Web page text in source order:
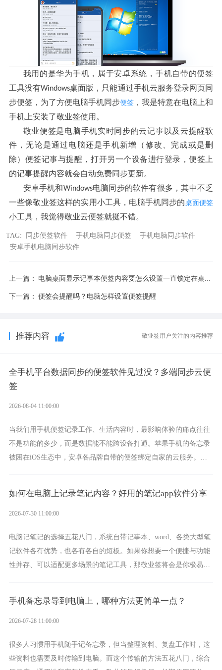
我用的是华为手机 ， 属于安卓系统 ， 手机自带的便签
工具没有Windows桌面版 ，
只能通过手机云服务登录网页同
步便签 ， 为了方便电脑手机同步便签 ，我是特意在电脑上和
手机上安装了敬业签使用 。
敬业便签是电脑手机实时同步的云记事以及云提醒软
件 ，无论是通过电脑还是手机新增 （ 修改 、 完成或是删
除 ） 便签记事与提醒 ， 打开另一个设备进行登录 ，便签上
的记事提醒内容就会自动免费同步更新。
安卓手机和Windows电脑同步的软件有很多 ，其中不乏
一些像敬业签这样的实用小工具 ， 电脑手机同步的桌面便签
小工具， 我觉得敬业云便签就挺不错。
TAG: 同步便签软件 手机电脑同步便签
手机电脑同步软件
安卓手机电脑同步软件
上一篇： 电脑桌面显示记事本便签内容要怎么设置一直锁定在桌面?
下一篇： 便签会提醒吗？电脑怎样设置便签提醒
推荐内容 敬业签用户关注的内容推荐
全手机平台数据同步的便签软件见过没？多端同步云便
签
2026-08-04 11:00:00
当我们用手机便签记录工作、生活内容时，最影响体验的痛点往往
不是功能的多少，而是数据能不能跨设备打通。苹果手机的备忘录
被困在iOS生态中，安卓各品牌自带的便签绑定自家的云服务。而
如何在电脑上记录笔记内容？好用的笔记app软件分享
2026-07-30 11:00:00
电脑记笔记的选择五花八门，系统自带记事本、word、各类大型笔
记软件各有优势，也各有各自的短板。如果你想要一个便捷与功能
性并存、可以适配更多场景的笔记工具，那敬业签将会是你极易上
手机备忘录导到电脑上，哪种方法更简单一点？
2026-07-28 11:00:00
很多人习惯用手机随手记备忘录，但当整理资料、复盘工作时，这
些资料也需要及时传输到电脑。而这个传输的方法五花八门，综合